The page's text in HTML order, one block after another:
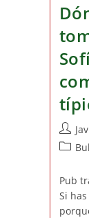
Autor
de
la
Pub
Si